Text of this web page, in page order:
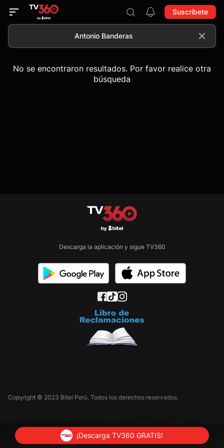
Suscríbete
No se encontraron resultados. Por favor realice otra
búsqueda
Descarga la aplicación y sigue TV360
Copyright © 2023 Bitel Perú. Todos los derechos reservados.
¡Descarga TV360 GRATIS!